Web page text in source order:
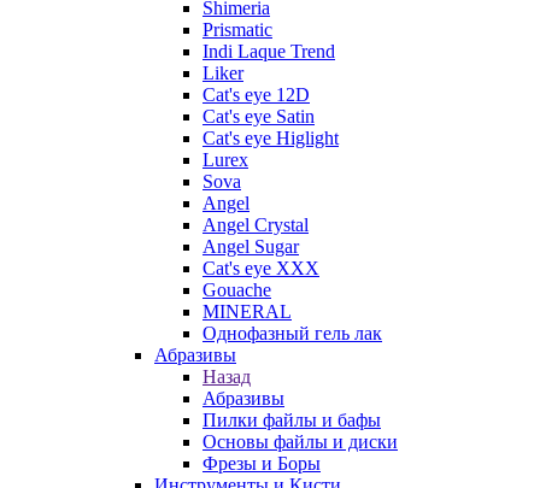
Shimeria
Prismatic
Indi Laque Trend
Liker
Cat's eye 12D
Cat's eye Satin
Cat's eye Higlight
Lurex
Sova
Angel
Angel Crystal
Angel Sugar
Cat's eye XXX
Gouache
MINERAL
Однофазный гель лак
Абразивы
Назад
Абразивы
Пилки файлы и бафы
Основы файлы и диски
Фрезы и Боры